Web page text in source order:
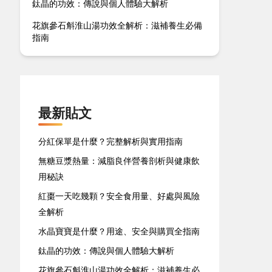
鈦晶的功效：傳說與個人體驗大解析
花旗參石斛淮山湯功效全解析：滋補養生必備
指南
最新貼文
分紅保單是什麼？完整解析與實用指南
無糖豆漿熱量：減脂良伴營養剖析與健康飲
用秘訣
紅棗一天吃幾顆？安全食用量、好處與風險
全解析
水晶寶寶是什麼？用途、安全與購買全指南
鈦晶的功效：傳說與個人體驗大解析
花旗參石斛淮山湯功效全解析：滋補養生必